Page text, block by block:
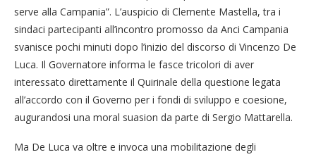
serve alla Campania”. L’auspicio di Clemente Mastella, tra i
sindaci partecipanti all’incontro promosso da Anci Campania
svanisce pochi minuti dopo l’inizio del discorso di Vincenzo De
Luca. Il Governatore informa le fasce tricolori di aver
interessato direttamente il Quirinale della questione legata
all’accordo con il Governo per i fondi di sviluppo e coesione,
augurandosi una moral suasion da parte di Sergio Mattarella.
Ma De Luca va oltre e invoca una mobilitazione degli